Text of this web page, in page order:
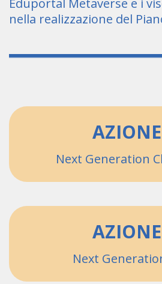
nella realizzazione del
Next Generation
Next